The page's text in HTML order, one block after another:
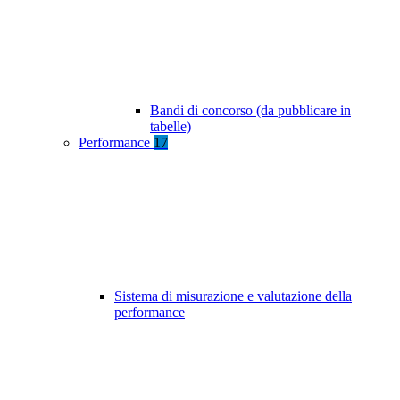
Bandi di concorso (da pubblicare in
tabelle)
Performance 17
Sistema di misurazione e valutazione della
performance